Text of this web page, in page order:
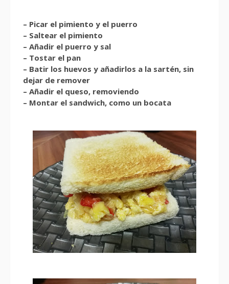
– Picar el pimiento y el puerro
– Saltear el pimiento
– Añadir el puerro y sal
– Tostar el pan
– Batir los huevos y añadirlos a la sartén, sin
dejar de remover
– Añadir el queso, removiendo
– Montar el sandwich, como un bocata